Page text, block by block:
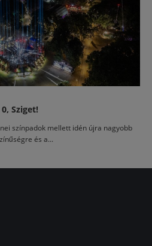
Sziget!
színpadok mellett idén újra nagyobb
és a...